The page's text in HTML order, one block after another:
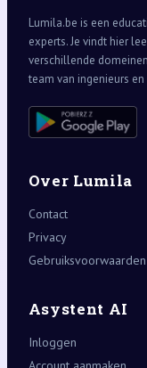
Lumila.be is een
experts. Je vindt hier
verschillende
team van ingenieurs
Over Lumila
Contact
Privacy
Gebruiksvoorwaarden
Asystent AI
Inloggen